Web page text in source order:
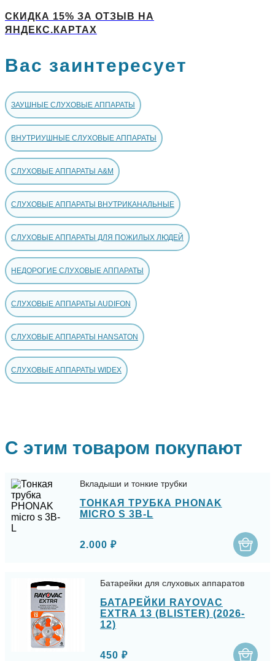
СКИДКА 15% ЗА ОТЗЫВ НА
ЯНДЕКС.КАРТАХ
Вас заинтересует
ЗАУШНЫЕ СЛУХОВЫЕ АППАРАТЫ
ВНУТРИУШНЫЕ СЛУХОВЫЕ АППАРАТЫ
СЛУХОВЫЕ АППАРАТЫ A&M
СЛУХОВЫЕ АППАРАТЫ ВНУТРИКАНАЛЬНЫЕ
СЛУХОВЫЕ АППАРАТЫ ДЛЯ ПОЖИЛЫХ ЛЮДЕЙ
НЕДОРОГИЕ СЛУХОВЫЕ АППАРАТЫ
СЛУХОВЫЕ АППАРАТЫ AUDIFON
СЛУХОВЫЕ АППАРАТЫ HANSATON
СЛУХОВЫЕ АППАРАТЫ WIDEX
С этим товаром покупают
Вкладыши и тонкие трубки
ТОНКАЯ ТРУБКА PHONAK
MICRO S 3B-L
2.000 ₽
Батарейки для слуховых аппаратов
БАТАРЕЙКИ RAYOVAC
EXTRA 13 (BLISTER) (2026-
12)
450 ₽